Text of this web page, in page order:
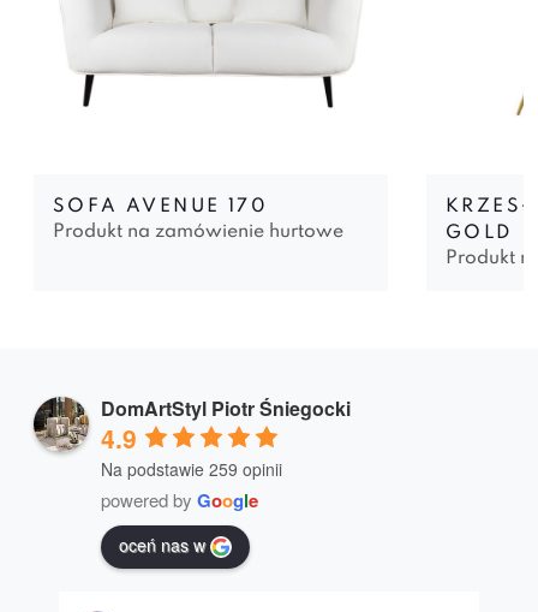
SOFA AVENUE 170
Produkt na zamówienie hurtowe
GOLD
Produkt
DomArtStyl Piotr Śniegocki
4.9
Na podstawie 259 opinii
powered by Google
oceń nas w